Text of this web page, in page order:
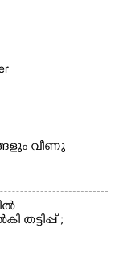
വീണു
തട്ടിപ്പ് ;